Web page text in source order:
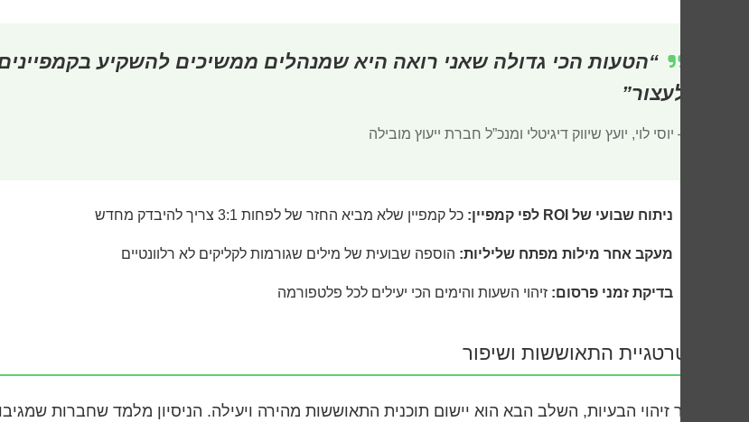
“הטעות הכי גדולה שאני רואה היא שמנהלים ממשיכים להשקיע
לעצור”
– יוסי לוי, יועץ שיווק דיגיטלי ומנכ”ל חברת ייעוץ מובילה
ניתוח שבועי של ROI לפי קמפיין: כל קמפיין שלא מביא החזר של לפחות 3:1 צריך להיבדק מחדש
מעקב אחר מילות מפתח שליליות: הוספה שבועית של מילים שגורמות לקליקים לא רלוונטיים
בדיקת זמני פרסום: זיהוי השעות והימים הכי יעילים לכל פלטפורמה
אסטרטגיית התאוששות ושיפור